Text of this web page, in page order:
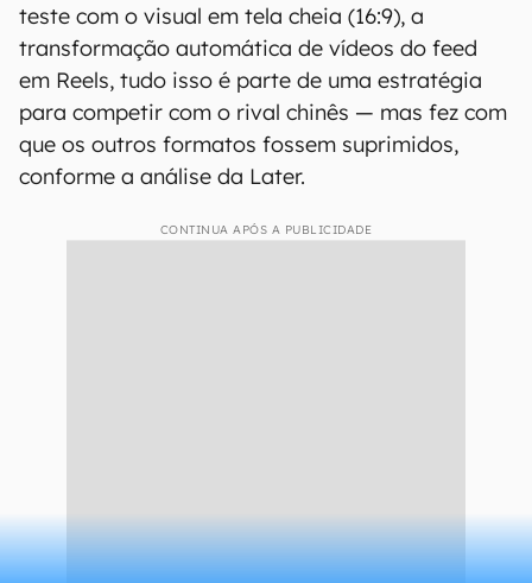
teste com o visual em tela cheia (16:9), a
transformação automática de vídeos do feed
em Reels, tudo isso é parte de uma estratégia
para competir com o rival chinês — mas fez com
que os outros formatos fossem suprimidos,
conforme a análise da Later.
CONTINUA APÓS A PUBLICIDADE